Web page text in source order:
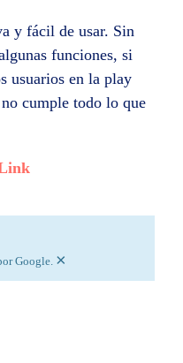
y fácil de usar. Sin
funciones, si
usuarios en la play
cumple todo lo que
Google. ×